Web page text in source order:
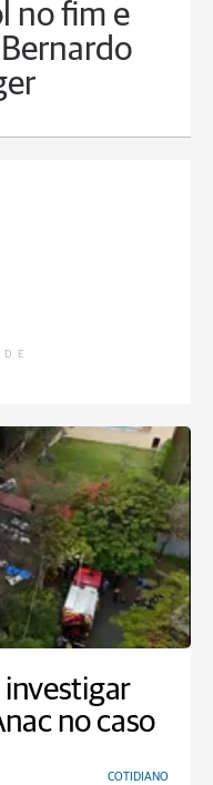
no fim e
investigar
no caso
COTIDIANO